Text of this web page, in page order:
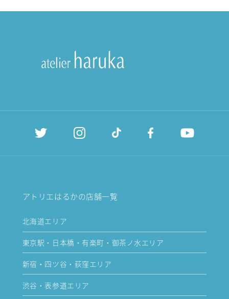
アトリエはるかの店舗一覧
北海道エリア
東京駅・日本橋・有楽町・御茶ノ水エリア
新宿・四ツ谷・荻窪エリア
渋谷・表参道エリア